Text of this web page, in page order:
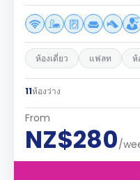
ห้องเดี่ยว แฟลท ห้
11ห้องว่าง
From
NZ$280/